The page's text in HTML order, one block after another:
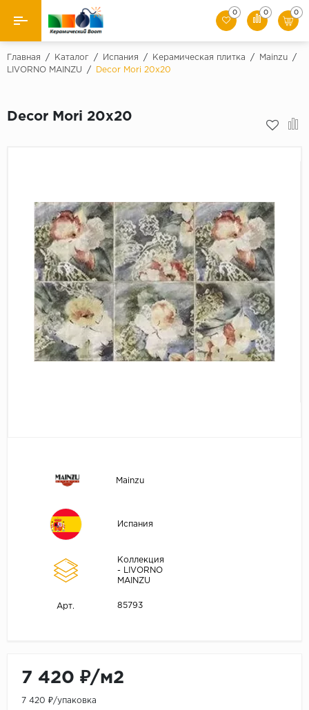
Назад
Керамическая плитка
Искусственный камень
Клинкер
0 0 0
Главная / Каталог / Испания / Керамическая плитка / Mainzu
/
LIVORNO MAINZU
/ Decor Mori 20х20
Decor Mori 20х20
Mainzu
Испания
Коллекция
- LIVORNO
MAINZU
Арт. 85793
7 420 ₽/м2
7 420 ₽/упаковка